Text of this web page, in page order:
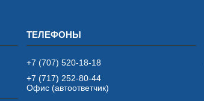
+7 (707) 520-18-18
+7 (717) 252-80-44
Офис (автоответчик)